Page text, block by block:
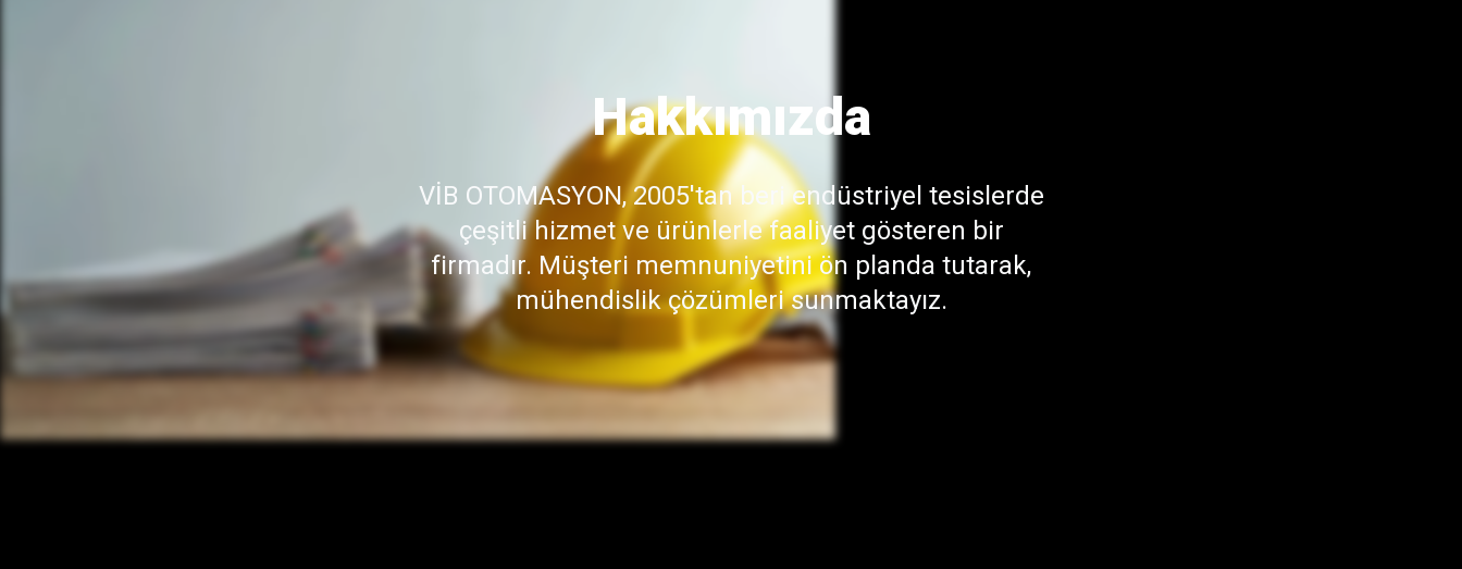
Hakkımızda
VİB OTOMASYON, 2005'tan beri endüstriyel tesislerde
çeşitli hizmet ve ürünlerle faaliyet gösteren bir
firmadır. Müşteri memnuniyetini ön planda tutarak,
mühendislik çözümleri sunmaktayız.